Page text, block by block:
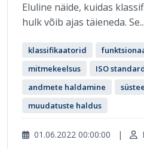
Eluline näide, kuidas
hulk võib ajas täieneda. Se...
klassifikaatorid
mitmekeelsus
ISO
andmete haldamine
muudatuste haldus
01.06.2022 00:00:00 |